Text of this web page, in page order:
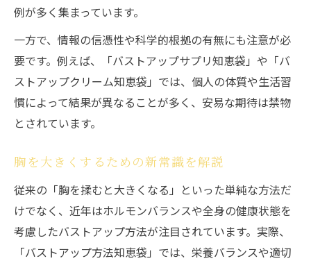
例が多く集まっています。
一方で、情報の信憑性や科学的根拠の有無にも注意が必
要です。例えば、「バストアップサプリ知恵袋」や「バ
ストアップクリーム知恵袋」では、個人の体質や生活習
慣によって結果が異なることが多く、安易な期待は禁物
とされています。
胸を大きくするための新常識を解説
従来の「胸を揉むと大きくなる」といった単純な方法だ
けでなく、近年はホルモンバランスや全身の健康状態を
考慮したバストアップ方法が注目されています。実際、
「バストアップ方法知恵袋」では、栄養バランスや適切